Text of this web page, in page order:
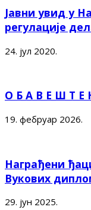
Јавни увид у
регулације
24. јул 2020.
О Б А В Е Ш Т Е
19. фебруар 2026.
Награђени
Вукових
29. јун 2025.